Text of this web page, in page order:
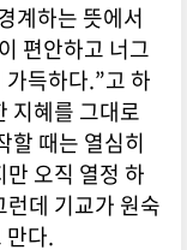
계하는 뜻에서
편안하고 너그
득하다.”고 하
지혜를 그대로
할 때는 열심히
오직 열정 하
데 기교가 원숙
만다.